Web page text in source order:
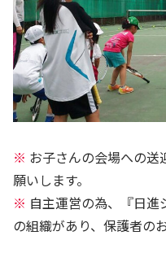
※ お子さんの会場への送
願いします。
※ 自主運営の為、『日進
の組織があり、保護者の